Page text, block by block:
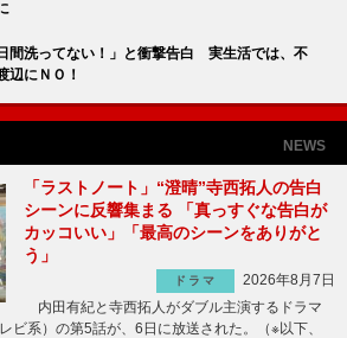
間洗ってない！」と衝撃告白 実生活では、不
辺にＮＯ！
NEWS
「ラストノート」“澄晴”寺西拓人の告白
シーンに反響集まる 「真っすぐな告白が
カッコいい」「最高のシーンをありがと
う」
ドラマ
2026年8月7日
内田有紀と寺西拓人がダブル主演するドラマ
ビ系）の第5話が、6日に放送された。（※以下、